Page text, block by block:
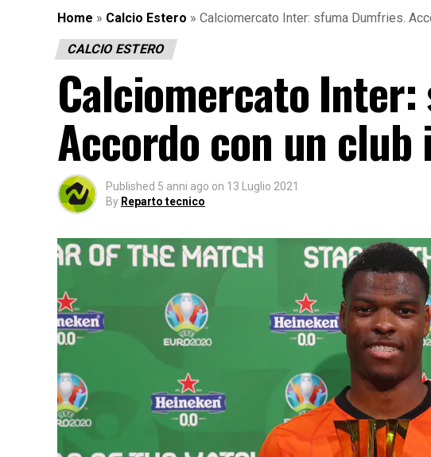
Home » Calcio Estero » Calciomercato Inter: sfuma Dumfries.
CALCIO ESTERO
Calciomercato
Accordo con un club
Published 5 anni ago on 13 Luglio 2021
By Reparto tecnico